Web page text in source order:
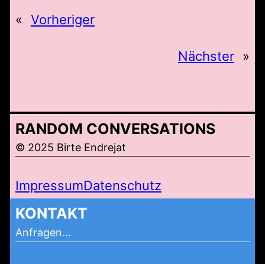
« Vorheriger
Nächster »
RANDOM CONVERSATIONS
© 2025 Birte Endrejat
ImpressumDatenschutz
KONTAKT
Anfragen…